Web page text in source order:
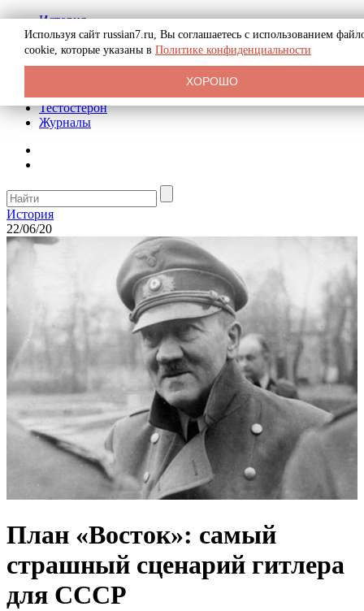
История
Биография
Криминал
Реклама на сайте
Тестостерон
Журналы
История
22/06/20
План «Восток»: самый
страшный сценарий гитлера
для СССР
Используя сайт russian7.ru, Вы соглашаетесь с использованием
cookie, которые указаны в Политике конфиденциальности
ХОРОШО